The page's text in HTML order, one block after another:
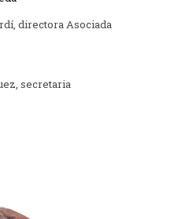
directora Asociada
secretaria